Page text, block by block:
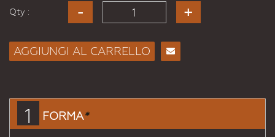
Qty :
AGGIUNGI AL CARRELLO
1 FORMA*